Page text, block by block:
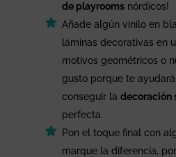
de playroomsnórdicos!
Añade algún vinilo en
láminas decorativas en
motivos geométricos o
gusto porque te
conseguir la decoración
perfecta.
Pon el toque final con
marque la diferencia,